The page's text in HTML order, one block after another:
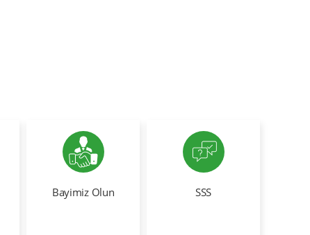
Bayimiz Olun SSS